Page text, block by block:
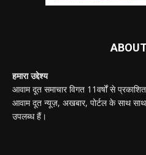
हमारा उद्देश्य
आवाम दूत समाचार विगत 11वर्षों से
आवाम दूत न्यूज़, अखबार, पोर्टल के साथ साथ
उपलब्ध हैं।